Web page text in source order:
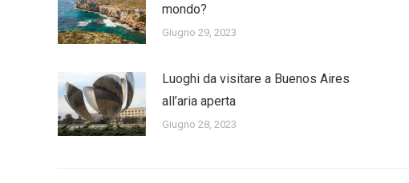
mondo?
Giugno 29, 2023
Luoghi da visitare a Buenos Aires
all’aria aperta
Giugno 28, 2023